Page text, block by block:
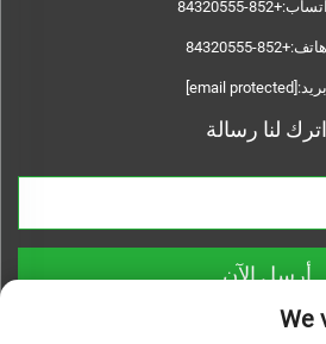
+852-84320555
هاتف:+852-84320555
بريد:
اترك لنا رسالة
أرسل الآن
We